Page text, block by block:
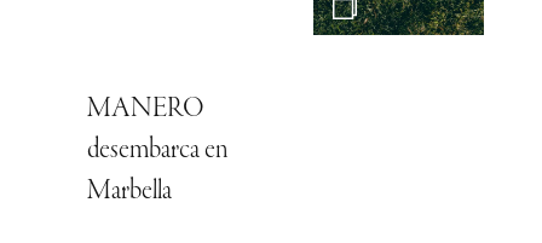
MANERO
desembarca en
Marbella